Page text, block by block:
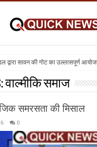
द्वारा सावन की गोट का उल्लासपूर्ण
वाल्मीकि समाज
समरसता की मिसाल
0